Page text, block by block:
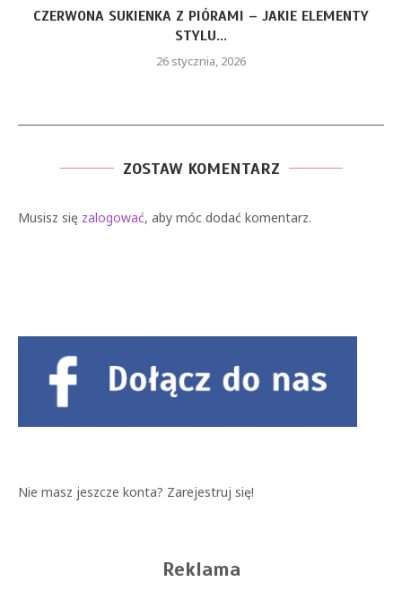
CZERWONA SUKIENKA Z PIÓRAMI – JAKIE ELEMENTY
STYLU...
26 stycznia, 2026
ZOSTAW KOMENTARZ
Musisz się zalogować, aby móc dodać komentarz.
Nie masz jeszcze konta? Zarejestruj się!
Reklama